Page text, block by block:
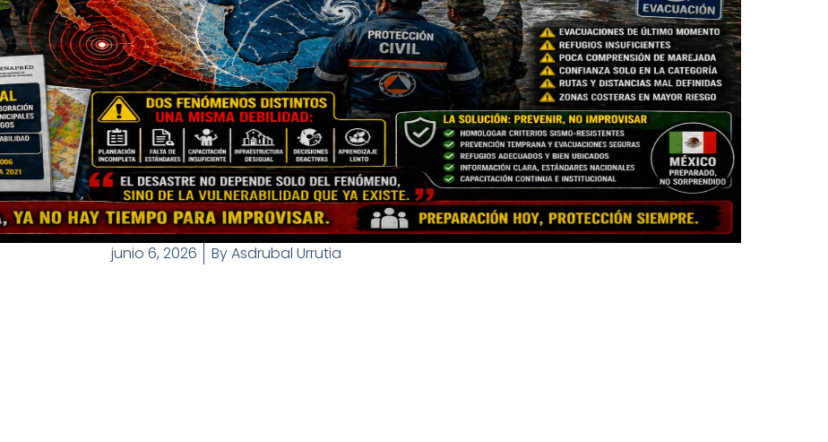
junio 6, 2026 ByAsdrubal Urrutia